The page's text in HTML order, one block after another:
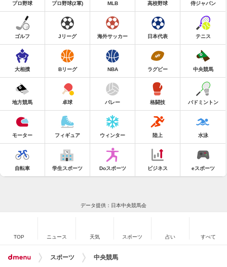
プロ野球 プロ野球(2軍) MLB 高校野球 侍ジャパン
ゴルフ Jリーグ 海外サッカー 日本代表 テニス
大相撲 Bリーグ NBA ラグビー 中央競馬
地方競馬 卓球 バレー 格闘技 バドミントン
モーター フィギュア ウィンター 陸上 水泳
自転車 学生スポーツ Doスポーツ ビジネス eスポーツ
データ提供：日本中央競馬会
TOP ニュース 天気 スポーツ 占い すべて
スポーツ 中央競馬